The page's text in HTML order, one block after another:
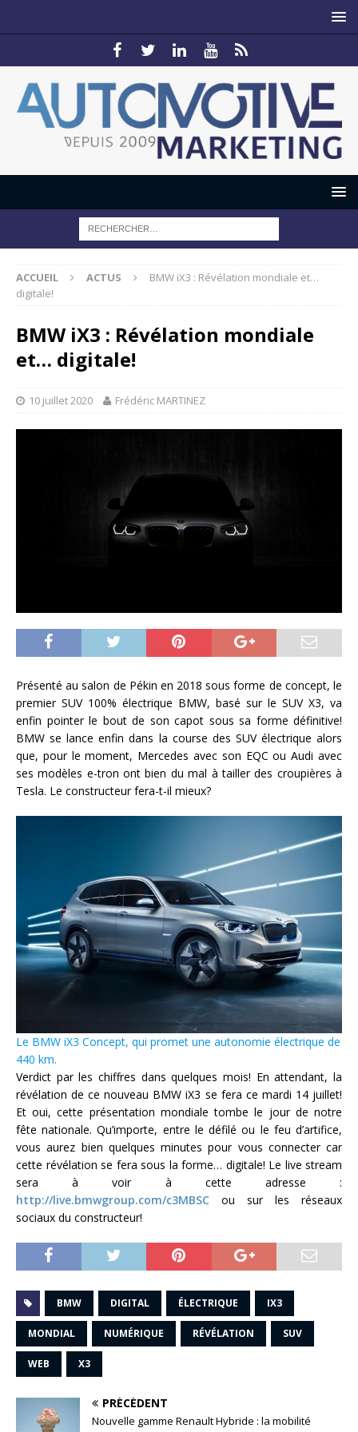
ACCUEIL ACTUS
BMW iX3 : Révélation mondiale et…
digitale!
BMW iX3 : Révélation mondiale
et… digitale!
10 juillet 2020 Frédéric MARTINEZ
Présenté au salon de Pékin en 2018 sous forme de concept, le
premier SUV 100% électrique BMW, basé sur le SUV X3, va
enfin pointer le bout de son capot sous sa forme définitive!
BMW se lance enfin dans la course des SUV électrique alors
que, pour le moment, Mercedes avec son EQC ou Audi avec
ses modèles e-tron ont bien du mal à tailler des croupières à
Tesla. Le constructeur fera-t-il mieux?
Le BMW iX3 Concept, qui promet une autonomie électrique de
440 km.
Verdict par les chiffres dans quelques mois! En attendant, la
révélation de ce nouveau BMW iX3 se fera ce mardi 14 juillet!
Et oui, cette présentation mondiale tombe le jour de notre
fête nationale. Qu’importe, entre le défilé ou le feu d’artifice,
vous aurez bien quelques minutes pour vous connecter car
cette révélation se fera sous la forme… digitale! Le live stream
sera à voir à cette adresse :
http://live.bmwgroup.com/c3MBSC ou sur les réseaux
sociaux du constructeur!
BMW DIGITAL ÉLECTRIQUE IX3
MONDIAL NUMÉRIQUE RÉVÉLATION SUV
WEB X3
PRÉCÉDENT
Nouvelle gamme Renault Hybride : la mobilité